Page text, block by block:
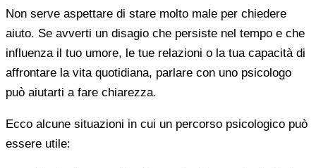
Non serve aspettare di stare molto male per chiedere
aiuto. Se avverti un disagio che persiste nel tempo e che
influenza il tuo umore, le tue relazioni o la tua capacità di
affrontare la vita quotidiana, parlare con uno psicologo
può aiutarti a fare chiarezza.
Ecco alcune situazioni in cui un percorso psicologico può
essere utile: